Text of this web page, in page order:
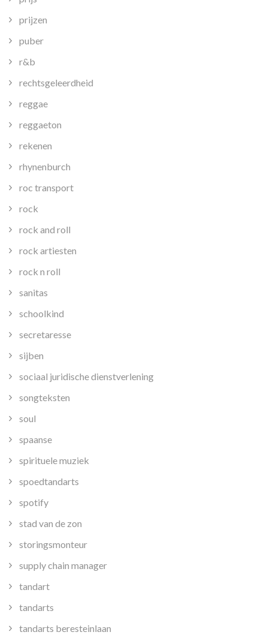
prijzen
puber
r&b
rechtsgeleerdheid
reggae
reggaeton
rekenen
rhynenburch
roc transport
rock
rock and roll
rock artiesten
rock n roll
sanitas
schoolkind
secretaresse
sijben
sociaal juridische dienstverlening
songteksten
soul
spaanse
spirituele muziek
spoedtandarts
spotify
stad van de zon
storingsmonteur
supply chain manager
tandart
tandarts
tandarts beresteinlaan